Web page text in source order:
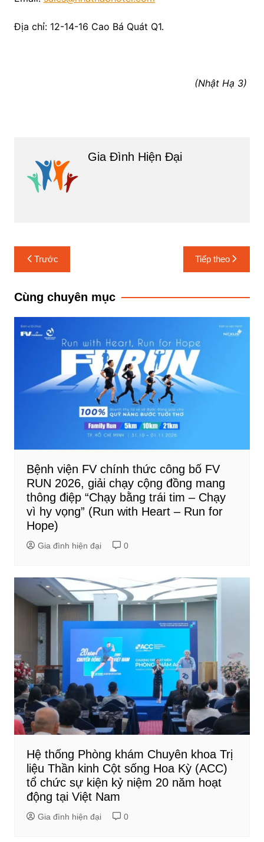
Địa chỉ: 12-14-16 Cao Bá Quát Q1.
(Nhật Hạ 3)
Gia Đình Hiện Đại
Điều
hướng
bài
Trước Tiếp theo
Cùng chuyên mục
Bệnh viện FV chính thức công bố FV
RUN 2026, giải chạy cộng đồng mang
thông điệp “Chạy bằng trái tim – Chạy
vì hy vọng” (Run with Heart – Run for
Hope)
Gia đình hiện đại 0
Hệ thống Phòng khám Chuyên khoa Trị
liệu Thần kinh Cột sống Hoa Kỳ (ACC)
tổ chức sự kiện kỷ niệm 20 năm hoạt
động tại Việt Nam
Gia đình hiện đại 0